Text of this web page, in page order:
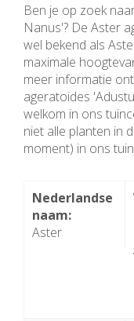
Ben je op zoek
Nanus'? De Aster
wel bekend als
maximale
meer informatie
ageratoides
welkom in ons
niet alle planten in
moment) in ons
Nederlandse
naam:
Aster